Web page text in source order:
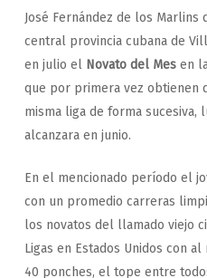
José Fernández de los Marlins
central provincia cubana de
en julio elNovato del Mesen
que por primera vez obtienen
misma liga de forma sucesiva,
alcanzara en junio.
En el mencionado período el
con un promedio carreras
los novatos del llamado viejo
Ligas en Estados Unidos con
40 ponches, el tope entre